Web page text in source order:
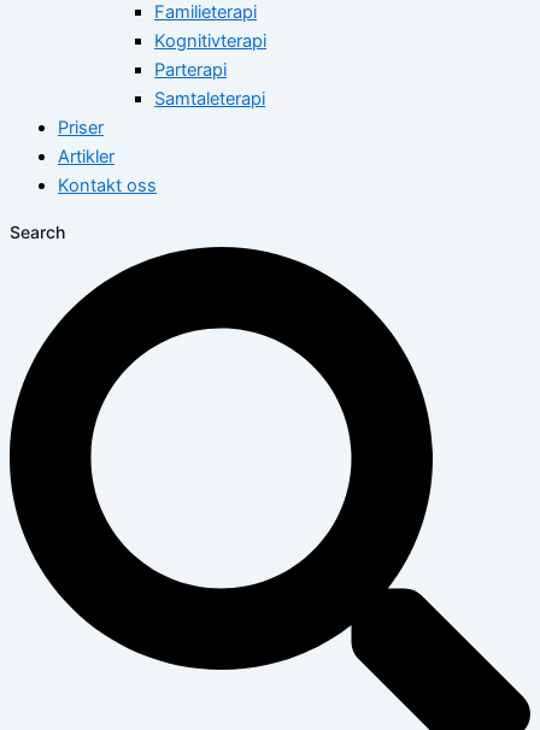
Familieterapi
Kognitivterapi
Parterapi
Samtaleterapi
Priser
Artikler
Kontakt oss
Search